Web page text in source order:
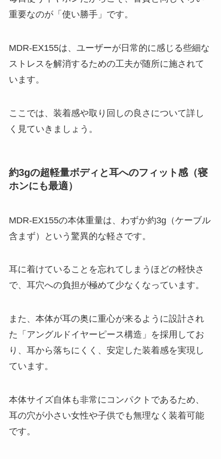
重要なのが「使い勝手」です。
MDR-EX155は、ユーザーが日常的に感じる些細な
ストレスを解消するための工夫が随所に施されて
います。
ここでは、装着感や取り回しの良さについて詳し
く見ていきましょう。
約3gの超軽量ボディと耳へのフィット感（寝
ホンにも最適）
MDR-EX155の本体重量は、わずか約3g（ケーブル
含まず）という驚異的な軽さです。
耳に着けていることを忘れてしまうほどの軽快さ
で、耳穴への負担が極めて少なくなっています。
また、本体が耳の奥に重心が来るように設計され
た「アングルドイヤーピース構造」を採用してお
り、耳から落ちにくく、安定した装着感を実現し
ています。
本体サイズ自体も非常にコンパクトであるため、
耳の穴が小さい女性や子供でも無理なく装着可能
です。